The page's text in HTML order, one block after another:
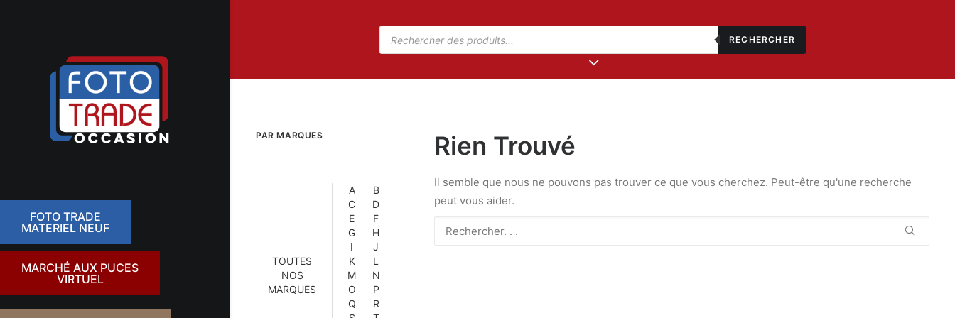
FOTO TRADE
MATERIEL NEUF
MARCHÉ AUX PUCES
VIRTUEL
RECHERCHER
PAR MARQUES
TOUTES
NOS
MARQUES
A
B
C
D
E
F
G
H
I
J
K
L
M
N
O
P
Q
R
Rien Trouvé
Il semble que nous ne pouvons pas trouver ce que vous cherchez. Peut-être qu'une recherche
peut vous aider.